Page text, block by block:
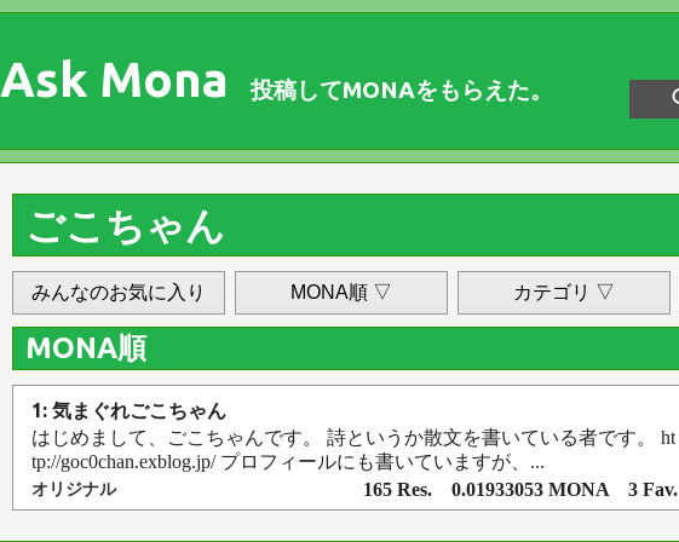
Ask Mona 投稿してMONAをもらえた。
ごこちゃん
みんなのお気に入り MONA順 ▽ カテゴリ ▽
MONA順
1: 気まぐれごこちゃん
はじめまして、ごこちゃんです。 詩というか散文を書いている者です。 ht
tp://goc0chan.exblog.jp/ プロフィールにも書いていますが、...
オリジナル 165 Res. 0.01933053 MONA 3 Fav.